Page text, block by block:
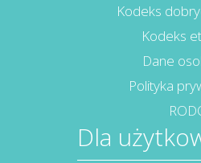
Kodeks
Kodeks
Dane
Polityka
Dla